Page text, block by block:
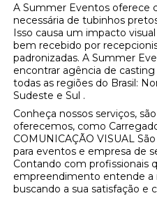
A Summer Eventos oferece
necessária de tubinhos
Isso causa um impacto
bem recebido por
padronizadas. A Summer
encontrar agência de
todas as regiões do Brasil:
Sudeste e Sul .
Conheça nossos serviços,
oferecemos, como
COMUNICAÇÃO VISUAL
para eventos e empresa de
Contando com profissionais
empreendimento entende a
buscando a sua satisfação e